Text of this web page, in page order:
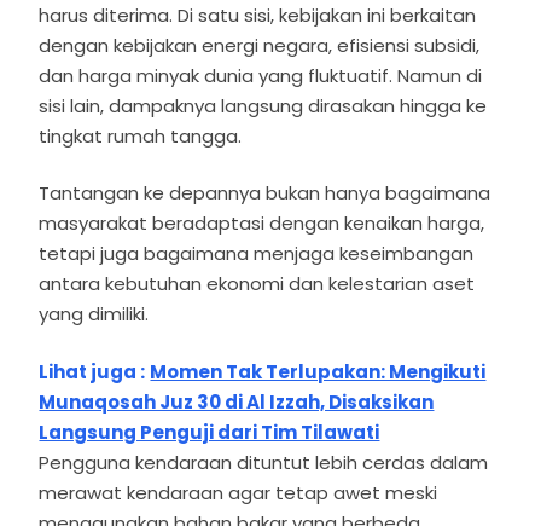
harus diterima. Di satu sisi, kebijakan ini berkaitan
dengan kebijakan energi negara, efisiensi subsidi,
dan harga minyak dunia yang fluktuatif. Namun di
sisi lain, dampaknya langsung dirasakan hingga ke
tingkat rumah tangga.
Tantangan ke depannya bukan hanya bagaimana
masyarakat beradaptasi dengan kenaikan harga,
tetapi juga bagaimana menjaga keseimbangan
antara kebutuhan ekonomi dan kelestarian aset
yang dimiliki.
Lihat juga : Momen Tak Terlupakan: Mengikuti
Munaqosah Juz 30 di Al Izzah, Disaksikan
Langsung Penguji dari Tim Tilawati
Pengguna kendaraan dituntut lebih cerdas dalam
merawat kendaraan agar tetap awet meski